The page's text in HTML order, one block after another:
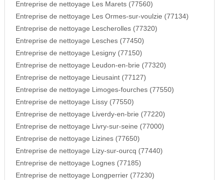
Entreprise de nettoyage Les Marets (77560)
Entreprise de nettoyage Les Ormes-sur-voulzie (77134)
Entreprise de nettoyage Lescherolles (77320)
Entreprise de nettoyage Lesches (77450)
Entreprise de nettoyage Lesigny (77150)
Entreprise de nettoyage Leudon-en-brie (77320)
Entreprise de nettoyage Lieusaint (77127)
Entreprise de nettoyage Limoges-fourches (77550)
Entreprise de nettoyage Lissy (77550)
Entreprise de nettoyage Liverdy-en-brie (77220)
Entreprise de nettoyage Livry-sur-seine (77000)
Entreprise de nettoyage Lizines (77650)
Entreprise de nettoyage Lizy-sur-ourcq (77440)
Entreprise de nettoyage Lognes (77185)
Entreprise de nettoyage Longperrier (77230)